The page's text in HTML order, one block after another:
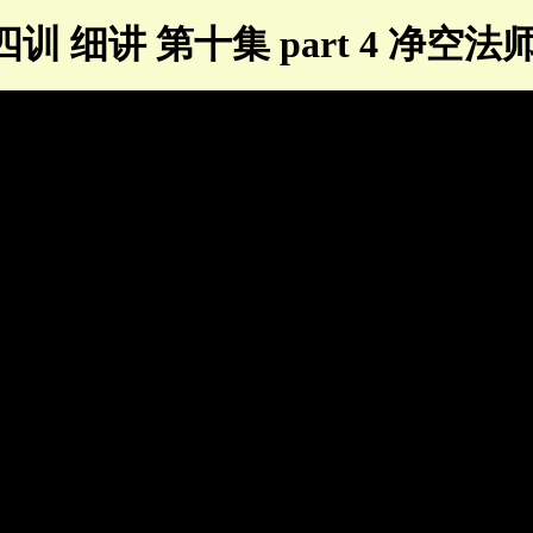
训 细讲 第十集 part 4 净空法